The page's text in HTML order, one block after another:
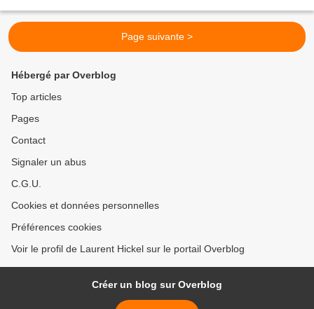
Page suivante >
Hébergé par Overblog
Top articles
Pages
Contact
Signaler un abus
C.G.U.
Cookies et données personnelles
Préférences cookies
Voir le profil de Laurent Hickel sur le portail Overblog
Créer un blog sur Overblog